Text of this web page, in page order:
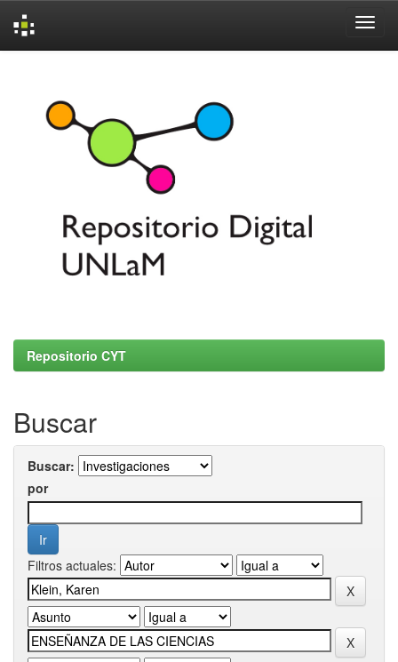
Repositorio CYT
Buscar
Buscar:
por
Filtros actuales: